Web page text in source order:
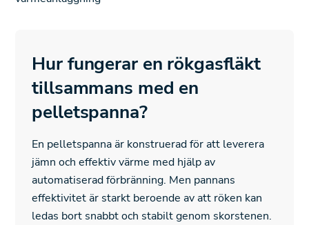
Hur fungerar en rökgasfläkt
tillsammans med en
pelletspanna?
En pelletspanna är konstruerad för att leverera
jämn och effektiv värme med hjälp av
automatiserad förbränning. Men pannans
effektivitet är starkt beroende av att röken kan
ledas bort snabbt och stabilt genom skorstenen.